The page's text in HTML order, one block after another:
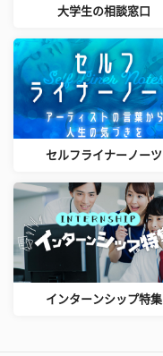
大学生の相談窓口
セルフライナーノーツ
インターンシップ特集